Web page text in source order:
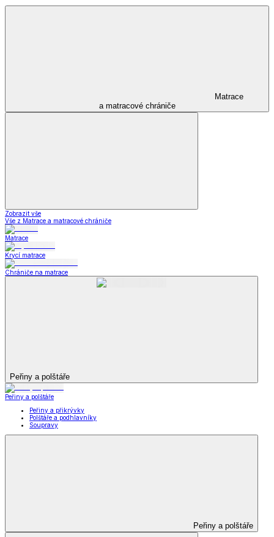
Matrace
a matracové chrániče
Zobrazit vše
Vše z Matrace a matracové chrániče
Matrace
Krycí matrace
Chrániče na matrace
Peřiny a polštáře
Peřiny a polštáře
Peřiny a přikrývky
Polštáře a podhlavníky
Soupravy
Peřiny a polštáře